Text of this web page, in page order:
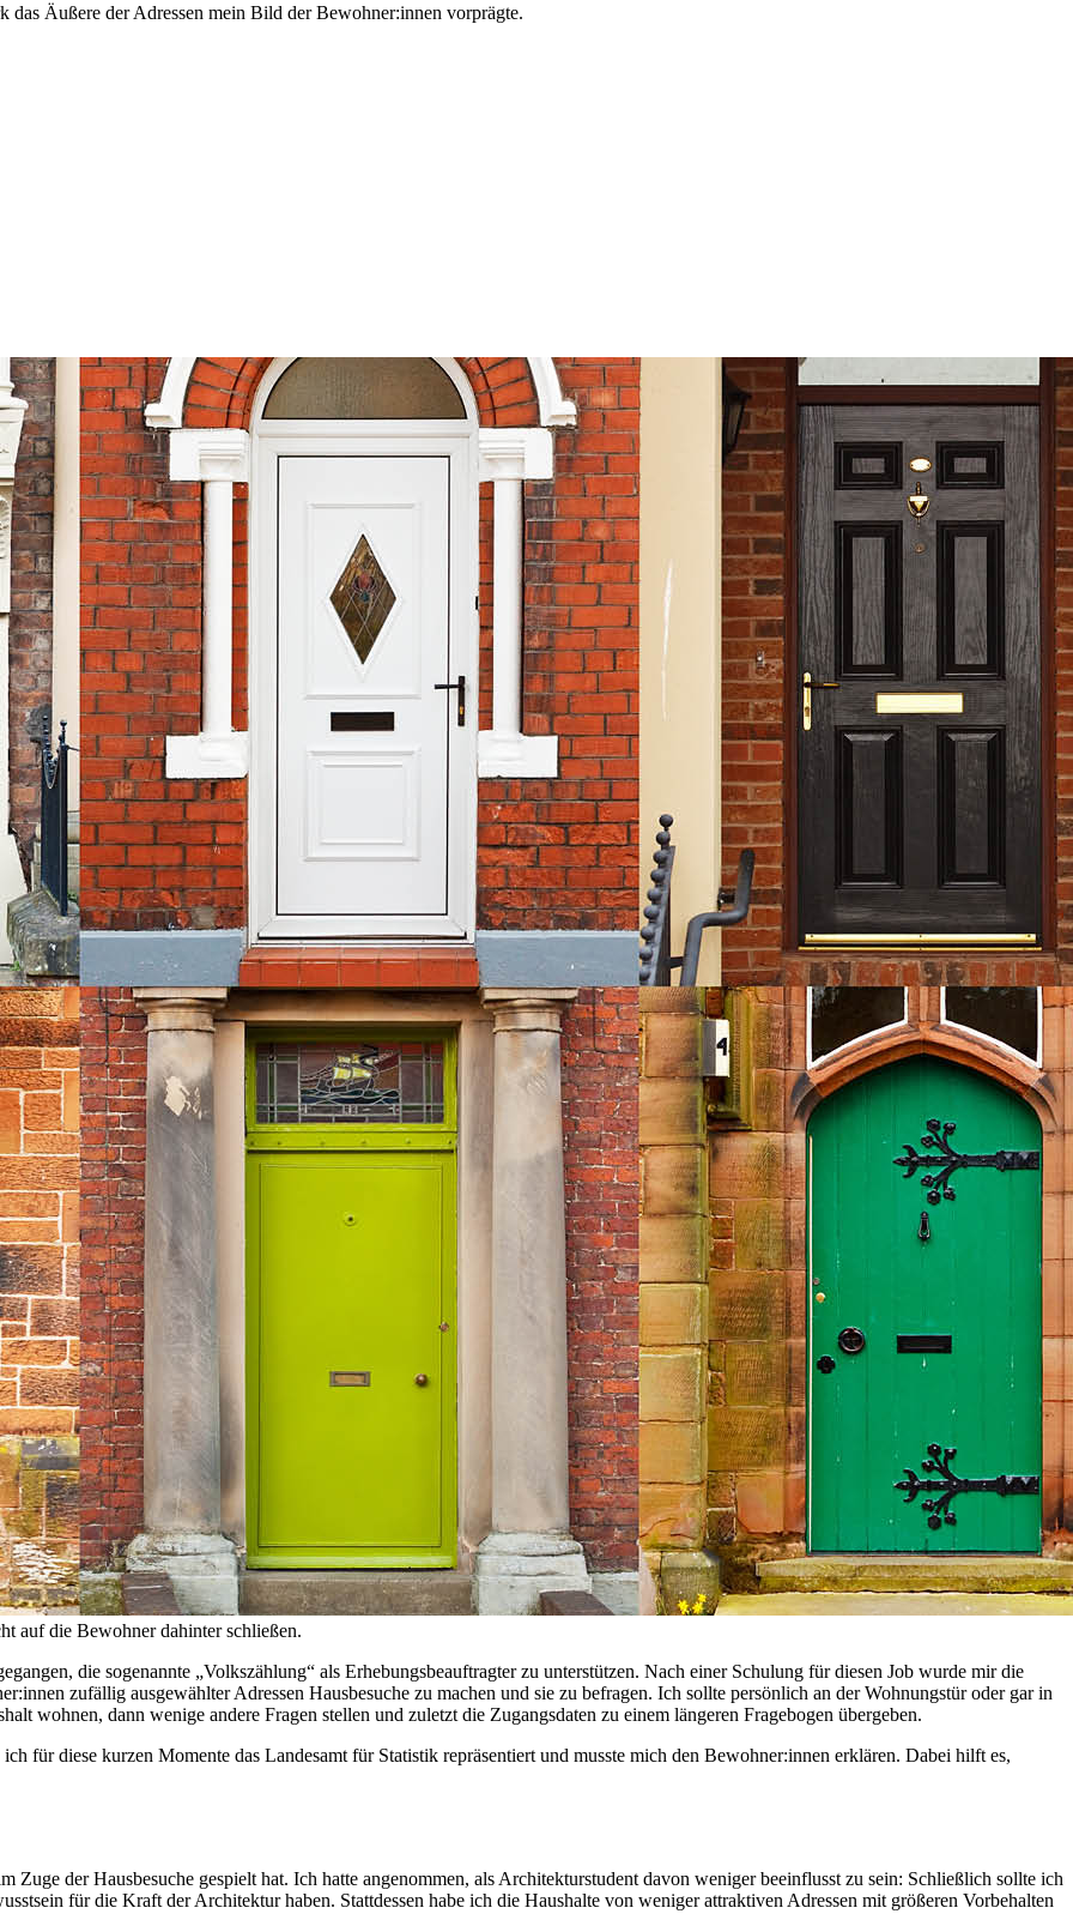
das Äußere der Adressen mein Bild der Bewohner:innen vorprägte.
auf die Bewohner dahinter schließen.
die sogenannte „Volkszählung“ als Erhebungsbeauftragter zu unterstützen. Nach einer Schulung für diesen Job wurde mir die
zufällig ausgewählter Adressen Hausbesuche zu machen und sie zu befragen. Ich sollte persönlich an der Wohnungstür oder gar in
wohnen, dann wenige andere Fragen stellen und zuletzt die Zugangsdaten zu einem längeren Fragebogen übergeben.
für diese kurzen Momente das Landesamt für Statistik repräsentiert und musste mich den Bewohner:innen erklären. Dabei hilft es,
der Hausbesuche gespielt hat. Ich hatte angenommen, als Architekturstudent davon weniger beeinflusst zu sein: Schließlich sollte ich
für die Kraft der Architektur haben. Stattdessen habe ich die Haushalte von weniger attraktiven Adressen mit größeren Vorbehalten